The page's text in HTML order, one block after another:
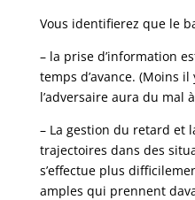
Vous identifierez que le
– la prise d’information
temps d’avance. (Moins
l’adversaire aura du mal
– La gestion du retard et
trajectoires dans des
s’effectue plus
amples qui prennent